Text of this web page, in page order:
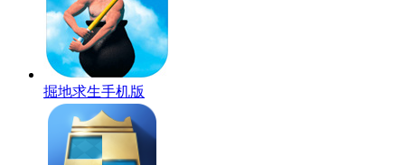
掘地求生手机版